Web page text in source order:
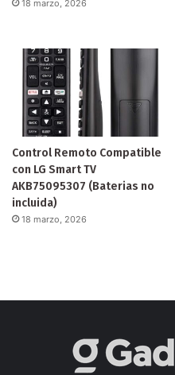
18 marzo, 2026
Control Remoto Compatible
con LG Smart TV
AKB75095307 (Baterias no
incluida)
18 marzo, 2026